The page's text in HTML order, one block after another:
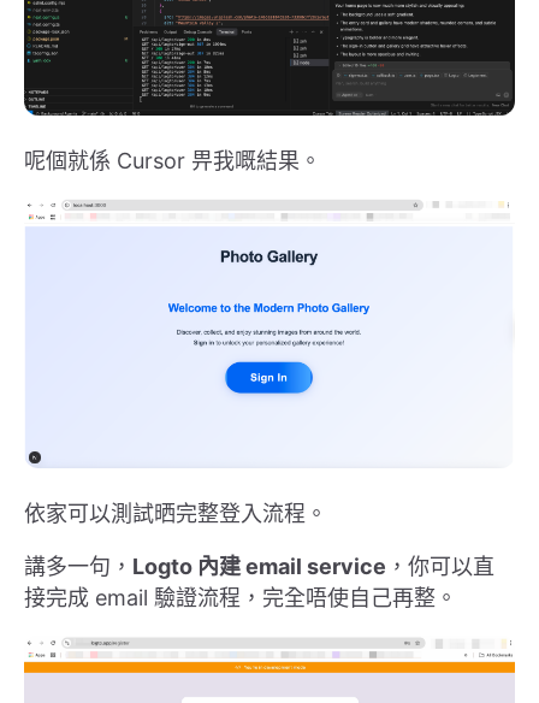
呢個就係 Cursor 畀我嘅結果。
依家可以測試晒完整登入流程。
講多一句， Logto 內建 email service ，你可以直
接完成 email 驗證流程，完全唔使自己再整。